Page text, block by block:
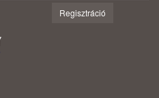
Regisztráció